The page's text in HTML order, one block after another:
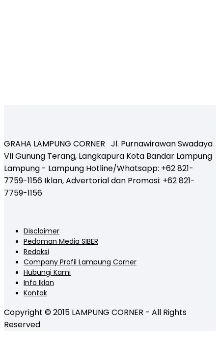
GRAHA LAMPUNG CORNER Jl. Purnawirawan Swadaya
VII Gunung Terang, Langkapura Kota Bandar Lampung
Lampung - Lampung Hotline/Whatsapp: +62 821-
7759-1156 Iklan, Advertorial dan Promosi: +62 821-
7759-1156
Disclaimer
Pedoman Media SIBER
Redaksi
Company Profil Lampung Corner
Hubungi Kami
Info Iklan
Kontak
Copyright © 2015 LAMPUNG CORNER - All Rights
Reserved